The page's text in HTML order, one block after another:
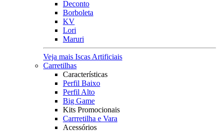
Deconto
Borboleta
KV
Lori
Maruri
Veja mais Iscas Artificiais
Carretilhas
Características
Perfil Baixo
Perfil Alto
Big Game
Kits Promocionais
Carrretilha e Vara
Acessórios